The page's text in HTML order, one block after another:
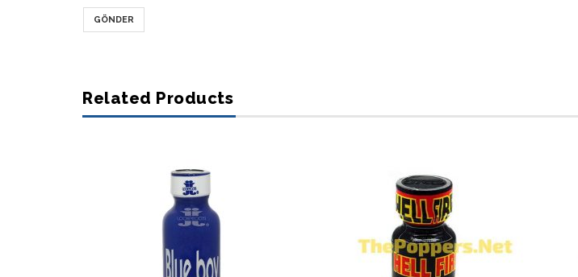
Related Products